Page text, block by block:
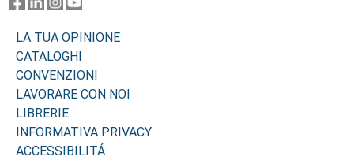
LA TUA OPINIONE
CATALOGHI
CONVENZIONI
LAVORARE CON NOI
LIBRERIE
INFORMATIVA PRIVACY
ACCESSIBILITÁ